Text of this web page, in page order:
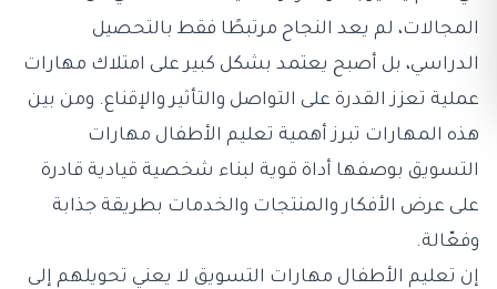
المجالات، لم يعد النجاح مرتبطًا فقط بالتحصيل
الدراسي، بل أصبح يعتمد بشكل كبير على امتلاك مهارات
عملية تعزز القدرة على التواصل والتأثير والإقناع. ومن بين
هذه المهارات تبرز أهمية تعليم الأطفال مهارات
التسويق بوصفها أداة قوية لبناء شخصية قيادية قادرة
على عرض الأفكار والمنتجات والخدمات بطريقة جذابة
وفعّالة.
إن تعليم الأطفال مهارات التسويق لا يعني تحويلهم إلى